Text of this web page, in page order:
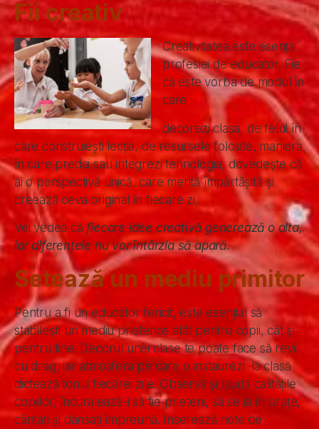
Fii creativ
Creativitatea este esența
profesiei de educator. Fie
că este vorba de modul în
care
decorezi clasa, de felul în
care construiești lecția, de resursele folosite, maniera
în care predai sau integrezi tehnologia, dovedește că
ai o perspectivă unică, care merită împărtășită și
creează ceva original în fiecare zi.
Vei vedea căfiecare idee creativă generează o alta,
iar diferențele nu vor întârzia să apară.
Setează un mediu primitor
Pentru a fi un educator fericit, este esențial să
stabilești un mediu prietenos atât pentru copii, cât și
pentru tine. Decorul unei clase te poate face să revii
cu drag, iar atmosfera pe care o instaurezi la clasă
dictează tonul fiecărei zile. Observă și laudă calitățile
copiilor, încurajează-i să fie prieteni, să se ia în brațe,
cântați și dansați împreună. Inserează note de